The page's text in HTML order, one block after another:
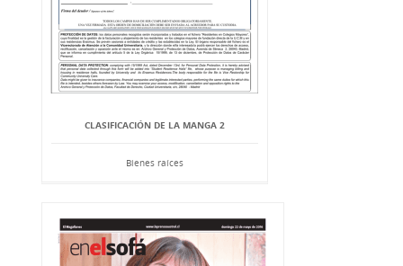
CLASIFICACIÓN DE LA MANGA 2
Bienes raíces